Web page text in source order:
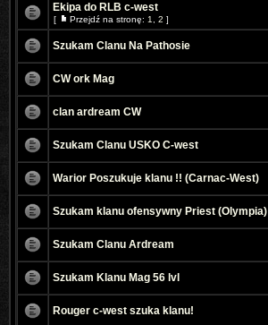
Ekipa do RLB c-west
[ Przejdź na stronę: 1 2 ]
Szukam Clanu Na Pathosie
CW ork Mag
clan ardream CW
Szukam Clanu USKO C-west
Warior Poszukuje klanu !! (Carnac-West)
Szukam klanu ofensywny Priest (Olympia)
Szukam Clanu Ardream
Szukam Klanu Mag 56 lvl
Rouger c-west szuka klanu!